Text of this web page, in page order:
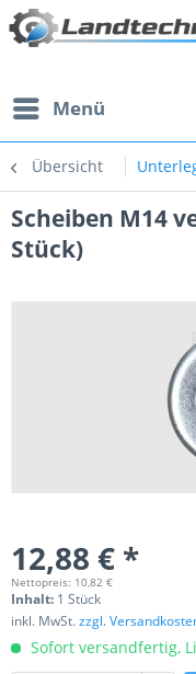
Menü
Übersicht
Scheiben M14
Stück)
12,88 € *
Nettopreis: 10,82 €
Inhalt: 1 Stück
inkl. MwSt.zzgl.
Sofort versandfertig,